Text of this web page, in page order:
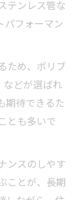
テンレス管な
パフォーマン
ため、ポリブ
などが選ばれ
期待できるた
とも多いで
ンスのしやす
ことが、長期